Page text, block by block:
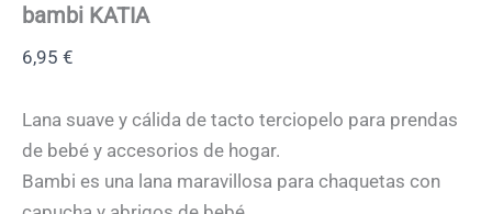
bambi KATIA
6,95 €
Lana suave y cálida de tacto terciopelo para prendas
de bebé y accesorios de hogar.
Bambi es una lana maravillosa para chaquetas con